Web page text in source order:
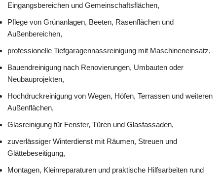
Eingangsbereichen und Gemeinschaftsflächen,
Pflege von Grünanlagen, Beeten, Rasenflächen und
Außenbereichen,
professionelle Tiefgaragennassreinigung mit Maschineneinsatz,
Bauendreinigung nach Renovierungen, Umbauten oder
Neubauprojekten,
Hochdruckreinigung von Wegen, Höfen, Terrassen und weiteren
Außenflächen,
Glasreinigung für Fenster, Türen und Glasfassaden,
zuverlässiger Winterdienst mit Räumen, Streuen und
Glättebeseitigung,
Montagen, Kleinreparaturen und praktische Hilfsarbeiten rund